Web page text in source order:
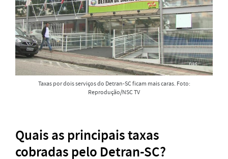
Taxas por dois serviços do Detran-SC ficam mais caras. Foto:
Reprodução/NSC TV
Quais as principais taxas
cobradas pelo Detran-SC?